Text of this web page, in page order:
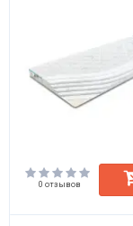
0 отзывов